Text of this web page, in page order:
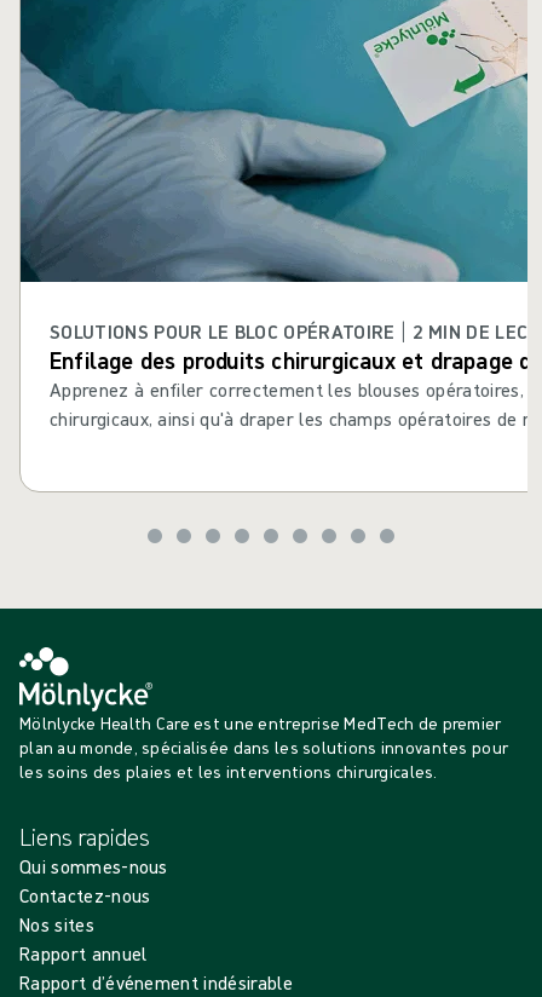
SOLUTIONS POUR LE BLOC OPÉRATOIRE | 2 MIN DE
Enfilage des produits chirurgicaux et drapage
Apprenez à enfiler correctement les blouses opératoires,
chirurgicaux, ainsi qu'à draper les champs opératoires de
Mölnlycke Health Care est une entreprise MedTech de premier
plan au monde, spécialisée dans les solutions innovantes pour
les soins des plaies et les interventions chirurgicales.
Liens rapides
Qui sommes-nous
Contactez-nous
Nos sites
Rapport annuel
Rapport d’événement indésirable